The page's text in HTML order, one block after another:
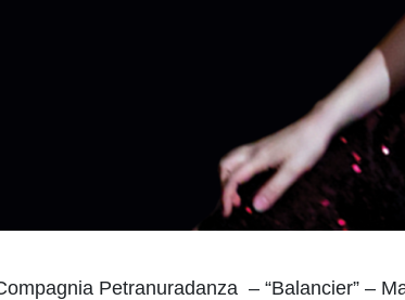
Petranuradanza – “Balancier” –